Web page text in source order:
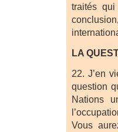
traités
LA
22. J’en
question
Nations
Vous